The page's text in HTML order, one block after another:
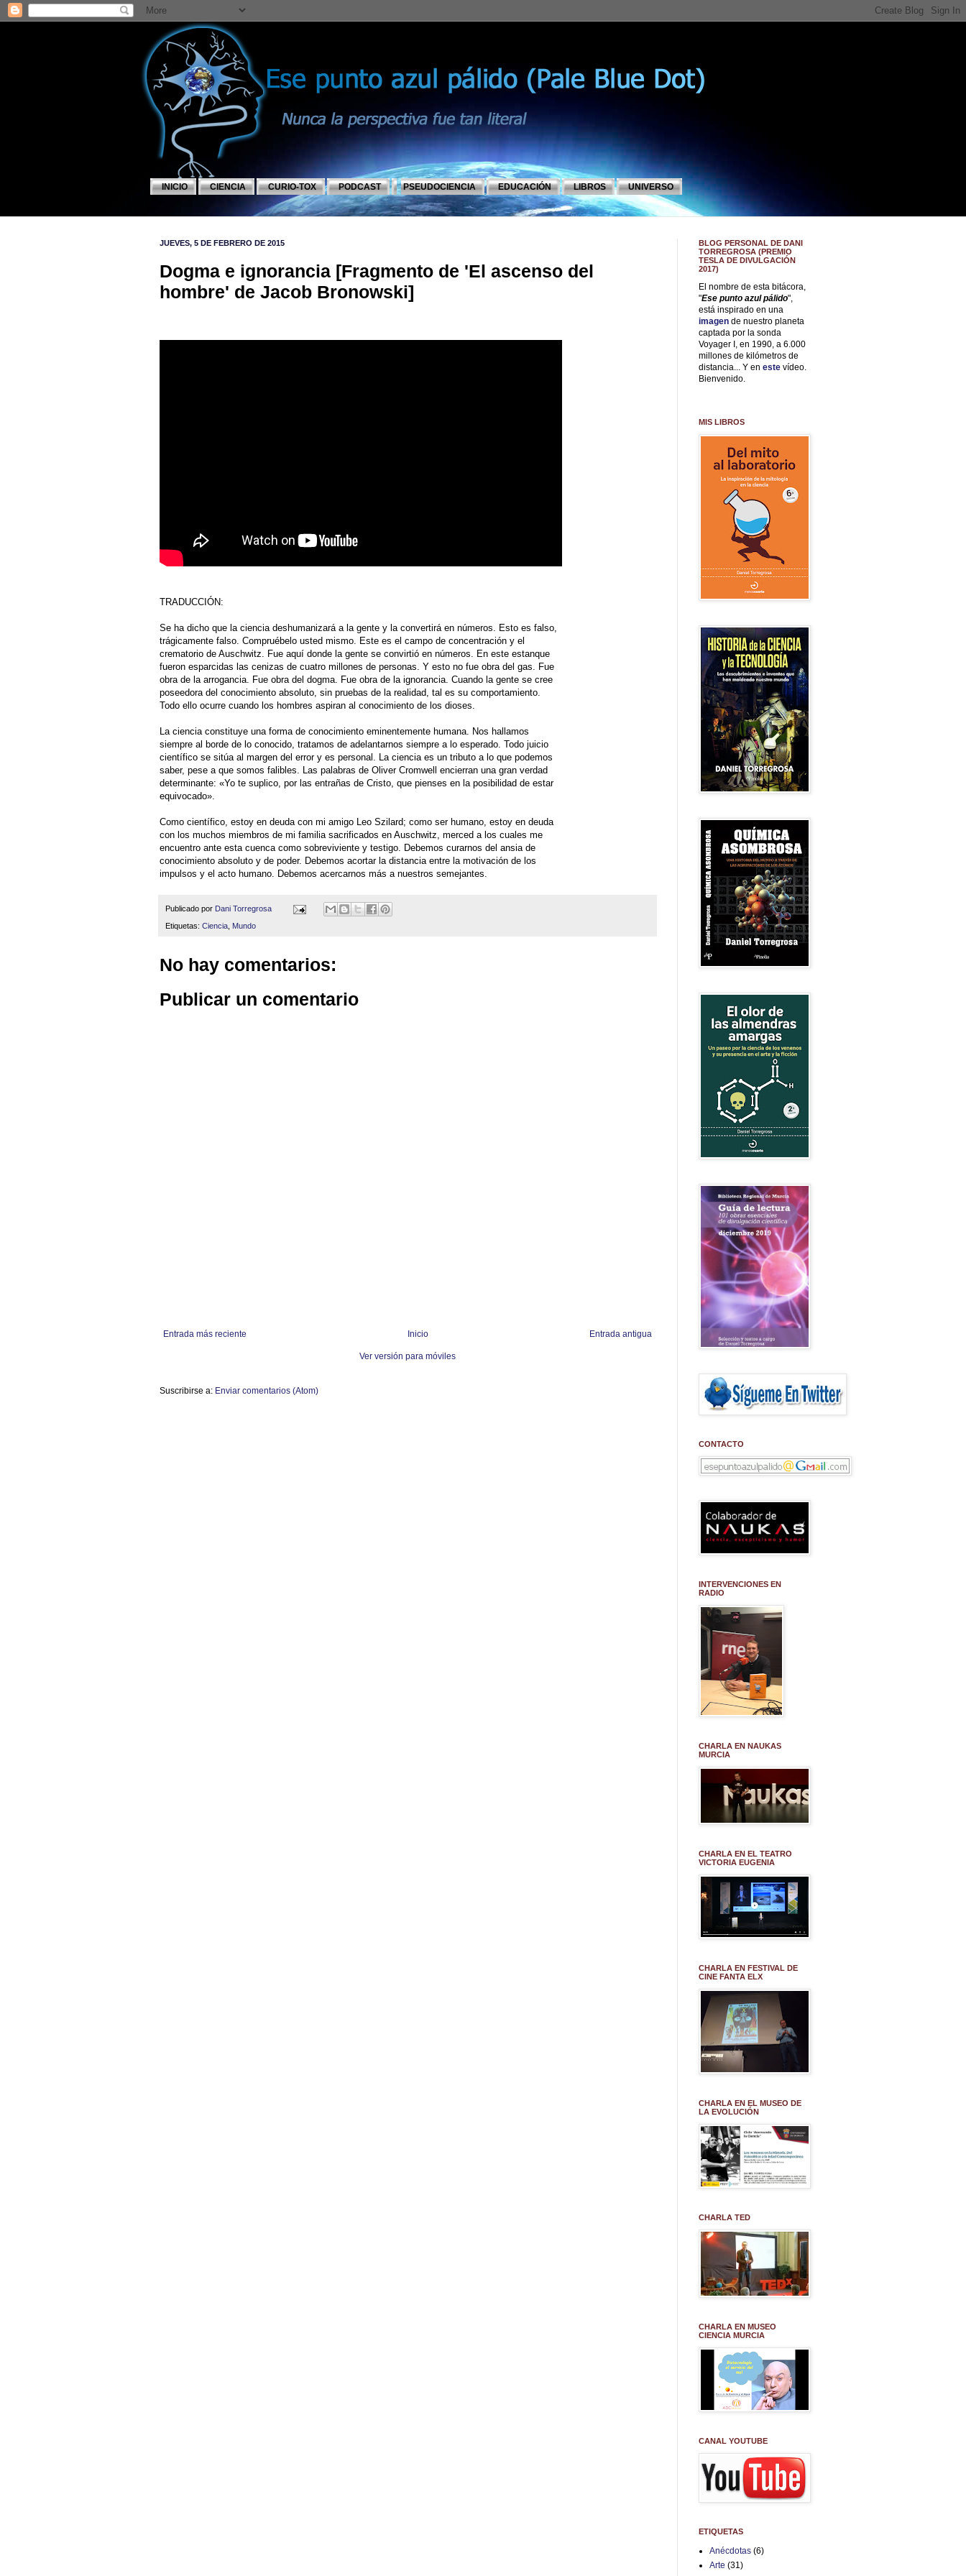
INICIO CIENCIA CURIO-TOX PODCAST PSEUDOCIENCIA EDUCACIÓN LIBROS UNIVERSO
JUEVES, 5 DE FEBRERO DE 2015
Dogma e ignorancia [Fragmento de 'El ascenso del
hombre' de Jacob Bronowski]
TRADUCCIÓN:
Se ha dicho que la ciencia deshumanizará a la gente y la convertirá en números. Esto es falso,
trágicamente falso. Compruébelo usted mismo. Este es el campo de concentración y el
crematorio de Auschwitz. Fue aquí donde la gente se convirtió en números. En este estanque
fueron esparcidas las cenizas de cuatro millones de personas. Y esto no fue obra del gas. Fue
obra de la arrogancia. Fue obra del dogma. Fue obra de la ignorancia. Cuando la gente se cree
poseedora del conocimiento absoluto, sin pruebas de la realidad, tal es su comportamiento.
Todo ello ocurre cuando los hombres aspiran al conocimiento de los dioses.
La ciencia constituye una forma de conocimiento eminentemente humana. Nos hallamos
siempre al borde de lo conocido, tratamos de adelantarnos siempre a lo esperado. Todo juicio
científico se sitúa al margen del error y es personal. La ciencia es un tributo a lo que podemos
saber, pese a que somos falibles. Las palabras de Oliver Cromwell encierran una gran verdad
determinante: «Yo te suplico, por las entrañas de Cristo, que pienses en la posibilidad de estar
equivocado».
Como científico, estoy en deuda con mi amigo Leo Szilard; como ser humano, estoy en deuda
con los muchos miembros de mi familia sacrificados en Auschwitz, merced a los cuales me
encuentro ante esta cuenca como sobreviviente y testigo. Debemos curarnos del ansia de
conocimiento absoluto y de poder. Debemos acortar la distancia entre la motivación de los
impulsos y el acto humano. Debemos acercarnos más a nuestros semejantes.
Publicado por Dani Torregrosa
Etiquetas: Ciencia Mundo
No hay comentarios:
Publicar un comentario
Entrada más reciente Entrada antigua
Inicio
Ver versión para móviles
Suscribirse a: Enviar comentarios (Atom)
BLOG PERSONAL DE DANI
TORREGROSA (PREMIO
TESLA DE DIVULGACIÓN
2017)
El nombre de esta bitácora,
"Ese punto azul pálido",
está inspirado en una
imagen de nuestro planeta
captada por la sonda
Voyager I, en 1990, a 6.000
millones de kilómetros de
distancia... Y en este vídeo.
Bienvenido.
MIS LIBROS
CONTACTO
INTERVENCIONES EN
RADIO
CHARLA EN NAUKAS
MURCIA
CHARLA EN EL TEATRO
VICTORIA EUGENIA
CHARLA EN FESTIVAL DE
CINE FANTA ELX
CHARLA EN EL MUSEO DE
LA EVOLUCIÓN
CHARLA TED
CHARLA EN MUSEO
CIENCIA MURCIA
CANAL YOUTUBE
ETIQUETAS
Anécdotas (6)
Arte (31)